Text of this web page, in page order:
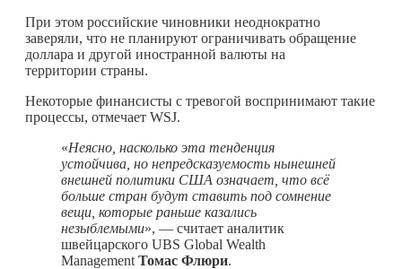
При этом российские чиновники неоднократно
заверяли, что не планируют ограничивать обращение
доллара и другой иностранной валюты на
территории страны.
Некоторые финансисты с тревогой воспринимают такие
процессы, отмечает WSJ.
«Неясно, насколько эта тенденция
устойчива, но непредсказуемость нынешней
внешней политики США означает, что всё
больше стран будут ставить под сомнение
вещи, которые раньше казались
незыблемыми», — считает аналитик
швейцарского UBS Global Wealth
Management Томас Флюри.